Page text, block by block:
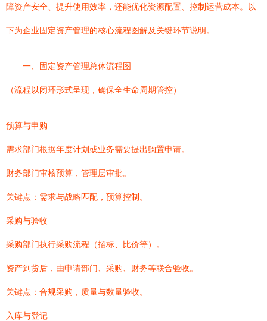
障资产安全、提升使用效率，还能优化资源配置、控制运营成本。以
下为企业固定资产管理的核心流程图解及关键环节说明。
一、固定资产管理总体流程图
（流程以闭环形式呈现，确保全生命周期管控）
预算与申购
需求部门根据年度计划或业务需要提出购置申请。
财务部门审核预算，管理层审批。
关键点：需求与战略匹配，预算控制。
采购与验收
采购部门执行采购流程（招标、比价等）。
资产到货后，由申请部门、采购、财务等联合验收。
关键点：合规采购，质量与数量验收。
入库与登记